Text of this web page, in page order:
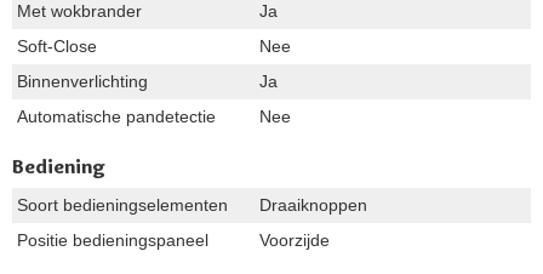
Met wokbrander
Ja
Soft-Close
Nee
Binnenverlichting
Ja
Automatische pandetectie
Nee
Bediening
Soort bedieningselementen
Draaiknoppen
Positie bedieningspaneel
Voorzijde